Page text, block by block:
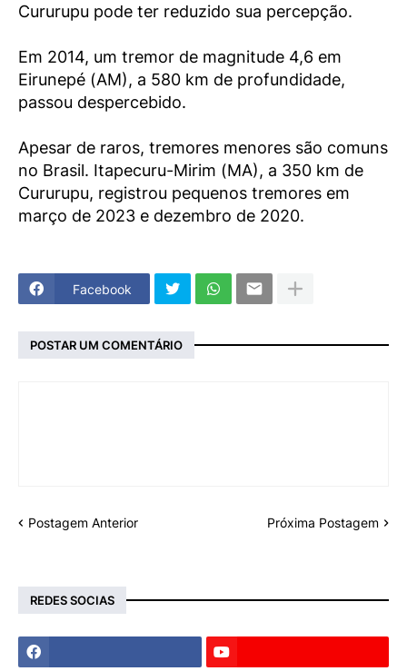
Cururupu pode ter reduzido sua percepção.
Em 2014, um tremor de magnitude 4,6 em
Eirunepé (AM), a 580 km de profundidade,
passou despercebido.
Apesar de raros, tremores menores são comuns
no Brasil. Itapecuru-Mirim (MA), a 350 km de
Cururupu, registrou pequenos tremores em
março de 2023 e dezembro de 2020.
Facebook
POSTAR UM COMENTÁRIO
Postagem Anterior Próxima Postagem
REDES SOCIAS